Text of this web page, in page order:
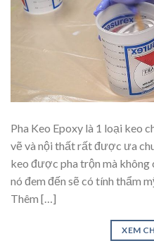
Pha Keo Epoxy là 1 loại keo
vẽ và nội thất rất được ưa
keo được pha trộn mà không
nó đem đến sẽ có tính thẩm
Thêm […]
XEM